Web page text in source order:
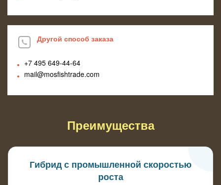
Другой способ заказа
+7 495 649-44-64
mail@mosfishtrade.com
Преимущества
Гибрид с промышленной скоростью
роста